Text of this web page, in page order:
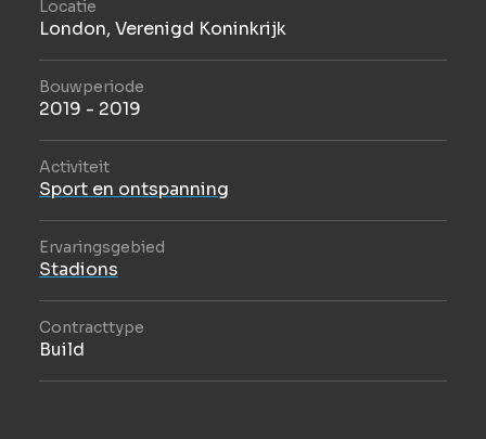
Locatie
London, Verenigd Koninkrijk
Bouwperiode
2019 - 2019
Activiteit
Sport en ontspanning
Ervaringsgebied
Stadions
Contracttype
Build